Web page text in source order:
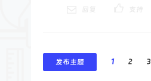
发布主题 1 2 3